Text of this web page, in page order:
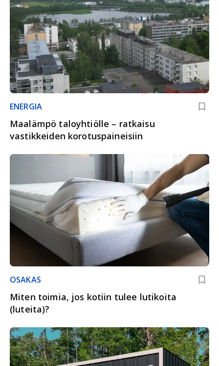
ENERGIA
Maalämpö taloyhtiölle – ratkaisu
vastikkeiden korotuspaineisiin
OSAKAS
Miten toimia, jos kotiin tulee lutikoita
(luteita)?